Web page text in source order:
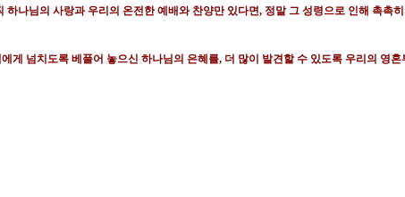
하나님의 사랑과 우리의 온전한 예배와 찬양만 있다면, 정말 그 성령으로 인해 촉촉
게 넘치도록 베풀어 놓으신 하나님의 은혜를, 더 많이 발견할 수 있도록 우리의 영